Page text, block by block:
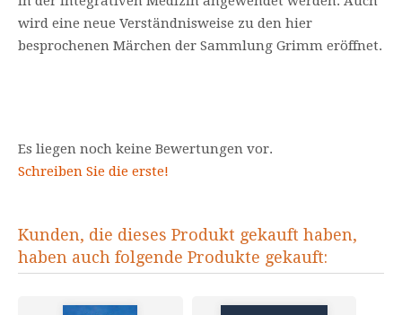
wird eine neue Verständnisweise zu den hier
besprochenen Märchen der Sammlung Grimm eröffnet.
Es liegen noch keine Bewertungen vor.
Schreiben Sie die erste!
Kunden, die dieses Produkt gekauft haben,
haben auch folgende Produkte gekauft: